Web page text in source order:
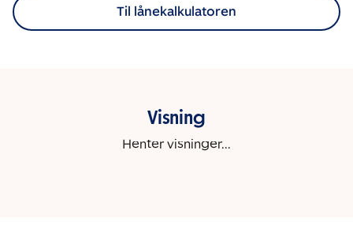
Til lånekalkulatoren
Visning
Henter visninger...